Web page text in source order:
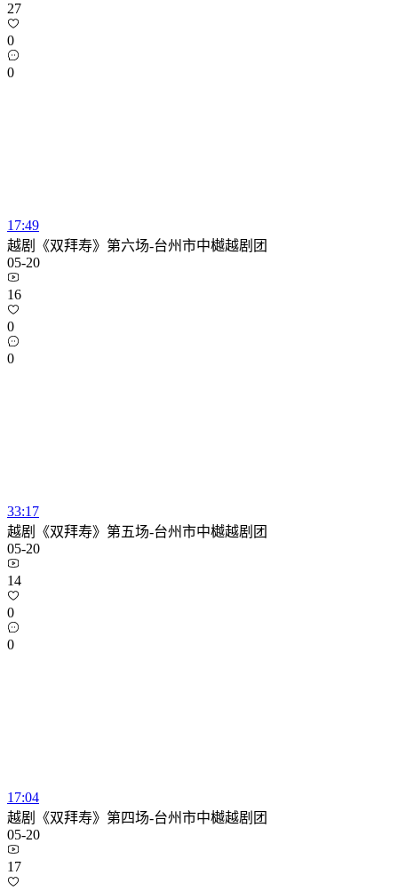
27
0
0
17:49
越剧《双拜寿》第六场-台州市中樾越剧团
05-20
16
0
0
33:17
越剧《双拜寿》第五场-台州市中樾越剧团
05-20
14
0
0
17:04
越剧《双拜寿》第四场-台州市中樾越剧团
05-20
17